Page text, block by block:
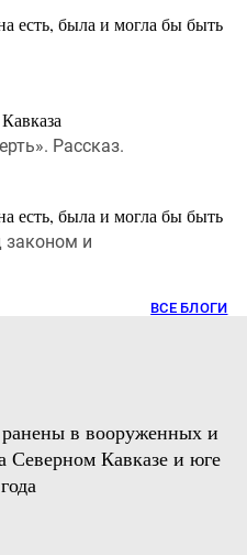
есть, была и могла бы быть
Рассказ.
есть, была и могла бы быть
законом и
ВСЕ БЛОГИ
в вооруженных и
Северном Кавказе и юге